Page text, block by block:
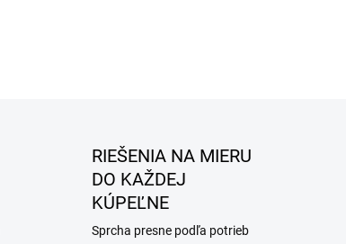
RIEŠENIA NA MIERU
DO KAŽDEJ
KÚPEĽNE
Sprcha presne podľa potrieb